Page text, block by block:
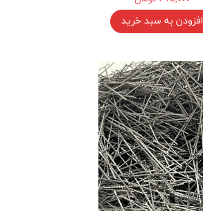
افزودن به سبد خرید